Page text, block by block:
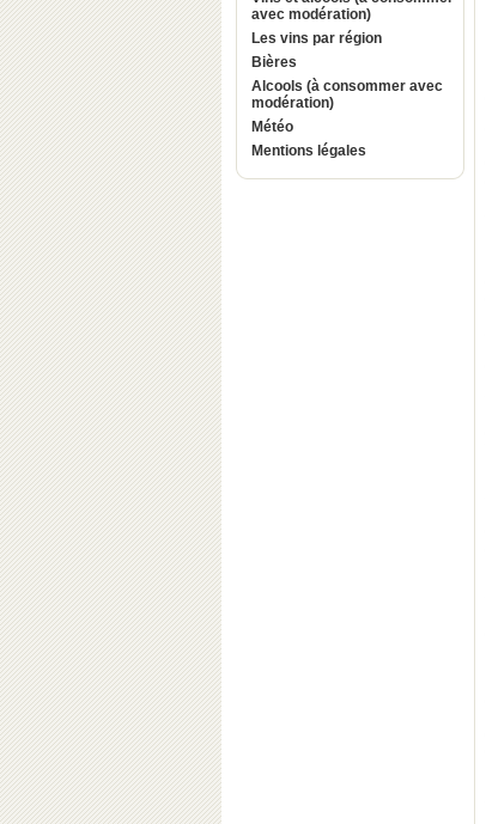
avec modération)
Les vins par région
Bières
Alcools (à consommer avec
modération)
Météo
Mentions légales